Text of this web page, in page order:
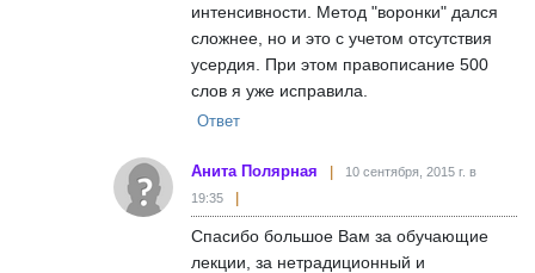
интенсивности. Метод "воронки" дался
сложнее, но и это с учетом отсутствия
усердия. При этом правописание 500
слов я уже исправила.
Ответ
Анита Полярная
10 сентября, 2015 г. в
19:35
Спасибо большое Вам за обучающие
лекции, за нетрадиционный и